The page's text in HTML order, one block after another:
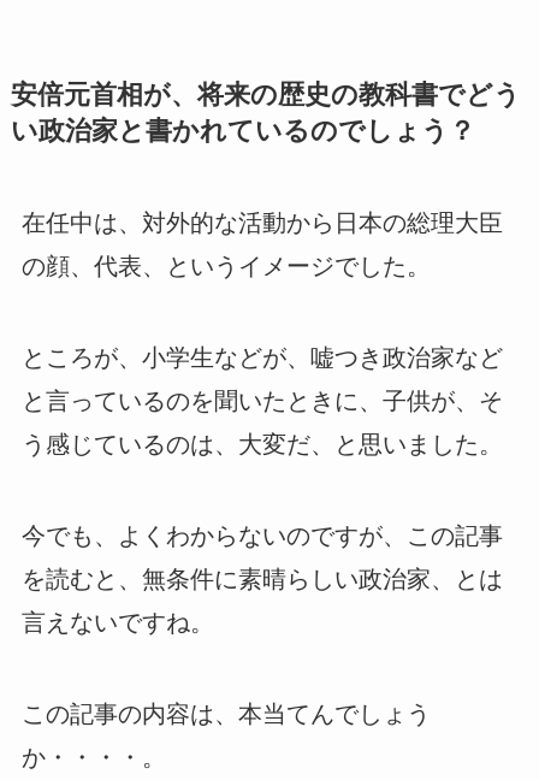
安倍元首相が、将来の歴史の教科書でどう
い政治家と書かれているのでしょう？
在任中は、対外的な活動から日本の総理大臣
の顔、代表、というイメージでした。
ところが、小学生などが、嘘つき政治家など
と言っているのを聞いたときに、子供が、そ
う感じているのは、大変だ、と思いました。
今でも、よくわからないのですが、この記事
を読むと、無条件に素晴らしい政治家、とは
言えないですね。
この記事の内容は、本当てんでしょう
か・・・・。